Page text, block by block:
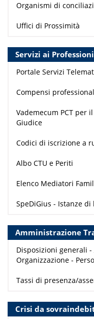
Organismi di
Uffici di Prossimità
Servizi ai
Portale Servizi
Compensi
Vademecum PCT per
Giudice
Codici di iscrizione a
Albo CTU e Periti
Elenco Mediatori
SpeDiGius - Istanze
Amministrazione
Disposizioni generali
Organizzazione -
Tassi di presenza/
Crisi da